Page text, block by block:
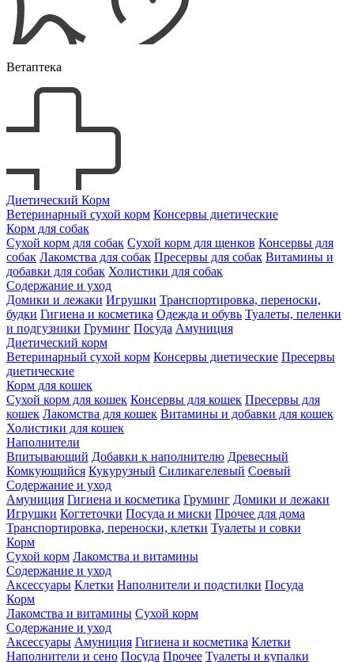
Ветаптека
Диетический Корм
Ветеринарный сухой корм Консервы диетические
Корм для собак
Сухой корм для собак Сухой корм для щенков Консервы для
собак Лакомства для собак Пресервы для собак Витамины и
добавки для собак Холистики для собак
Содержание и уход
Домики и лежаки Игрушки Транспортировка, переноски,
будки Гигиена и косметика Одежда и обувь Туалеты, пеленки
и подгузники Груминг Посуда Амуниция
Диетический корм
Ветеринарный сухой корм Консервы диетические Пресервы
диетические
Корм для кошек
Сухой корм для кошек Консервы для кошек Пресервы для
кошек Лакомства для кошек Витамины и добавки для кошек
Холистики для кошек
Наполнители
Впитывающий Добавки к наполнителю Древесный
Комкующийся Кукурузный Силикагелевый Соевый
Содержание и уход
Амуниция Гигиена и косметика Груминг Домики и лежаки
Игрушки Когтеточки Посуда и миски Прочее для дома
Транспортировка, переноски, клетки Туалеты и совки
Корм
Сухой корм Лакомства и витамины
Содержание и уход
Аксессуары Клетки Наполнители и подстилки Посуда
Корм
Лакомства и витамины Сухой корм
Содержание и уход
Аксессуары Амуниция Гигиена и косметика Клетки
Наполнители и сено Посуда Прочее Туалеты и купалки